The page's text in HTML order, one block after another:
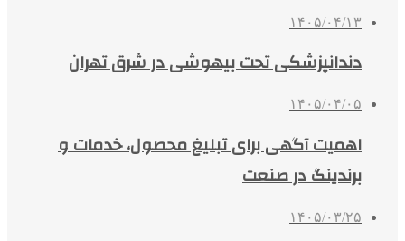
۱۴۰۵/۰۴/۱۳
دندانپزشکی تحت بیهوشی در شرق تهران
۱۴۰۵/۰۴/۰۵
اهمیت آگهی برای تبلیغ محصول، خدمات و
برندینگ در صنعت
۱۴۰۵/۰۳/۲۵